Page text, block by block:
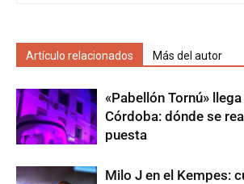
Artículo relacionados Más del autor
«Pabellón Tornú»
Córdoba: dónde se
puesta
Milo J en el Kempes: